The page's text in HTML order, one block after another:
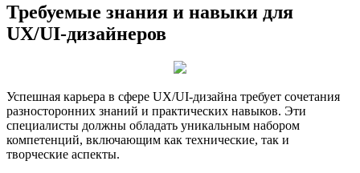
Требуемые знания и навыки для
UX/UI-дизайнеров
Успешная карьера в сфере UX/UI-дизайна требует сочетания
разносторонних знаний и практических навыков. Эти
специалисты должны обладать уникальным набором
компетенций, включающим как технические, так и
творческие аспекты.